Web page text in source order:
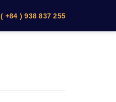
( +84 ) 938 837 255